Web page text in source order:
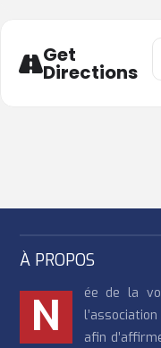
Get
Directions
À PROPOS
N
ée de la
afin